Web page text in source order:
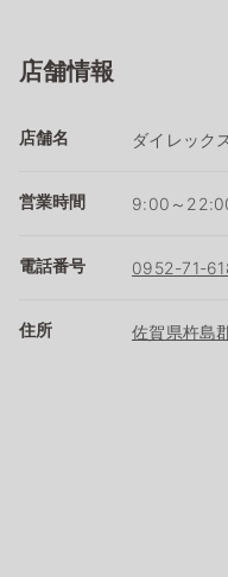
店舗情報
店舗名 ダイレック
営業時間 9:00～
電話番号 0952-71-
住所 佐賀県杵島